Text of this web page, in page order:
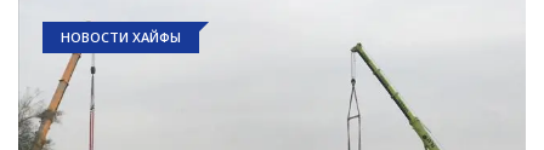
НОВОСТИ ХАЙФЫ